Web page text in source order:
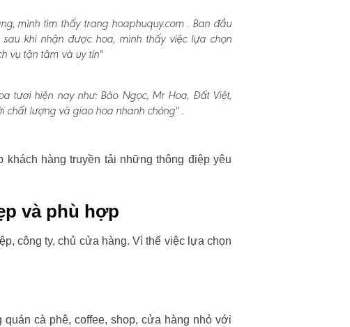
mình tìm thấy trang hoaphuquy.com . Ban đầu
khi nhận được hoa, mình thấy việc lựa chọn
vụ tận tâm và uy tín"
tươi hiện nay như: Bảo Ngọc, Mr Hoa, Đất Việt,
chất lượng và giao hoa nhanh chóng" .
hàng truyền tải những thông điệp yêu
và phù hợp
công ty, chủ cửa hàng. Vì thế việc lựa chọn
cà phê, coffee, shop, cửa hàng nhỏ với